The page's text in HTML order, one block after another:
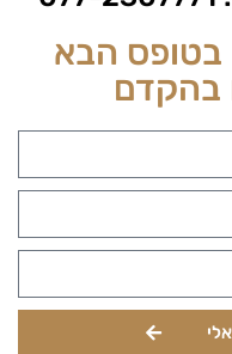
בטופס הבא
בהקדם